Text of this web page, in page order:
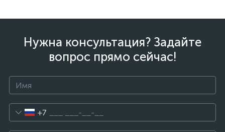
Нужна консультация? Задайте
вопрос прямо сейчас!
+7